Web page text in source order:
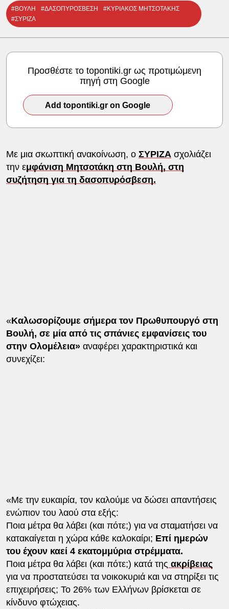
#ΒΟΥΛΗ #ΔΑΣΟΠΥΡΟΣΒΕΣΗ
#ΚΥΡΙΑΚΟΣ ΜΗΤΣΟΤΑΚΗΣ
#ΣΥΡΙΖΑ
Προσθέστε το topontiki.gr ως προτιμώμενη
πηγή στη Google
Add topontiki.gr on Google
Με μια σκωπτική ανακοίνωση, ο ΣΥΡΙΖΑ σχολιάζει
την εμφάνιση Μητσοτάκη στη Βουλή, στη
συζήτηση για τη δασοπυρόσβεση.
«Καλωσορίζουμε σήμερα τον Πρωθυπουργό στη
Βουλή, σε μία από τις σπάνιες εμφανίσεις του
στην Ολομέλεια»αναφέρει χαρακτηριστικά και
συνεχίζει:
«Με την ευκαιρία, τον καλούμε να δώσει απαντήσεις
ενώπιον του λαού στα εξής:
Ποια μέτρα θα λάβει (και πότε;) για να σταματήσει να
κατακαίγεται η χώρα κάθε καλοκαίρι; Επί ημερών
του έχουν καεί 4 εκατομμύρια στρέμματα.
Ποια μέτρα θα λάβει (και πότε;) κατά της ακρίβειας
για να προστατεύσει τα νοικοκυριά και να στηρίξει τις
επιχειρήσεις; Το 26% των Ελλήνων βρίσκεται σε
κίνδυνο φτώχειας.